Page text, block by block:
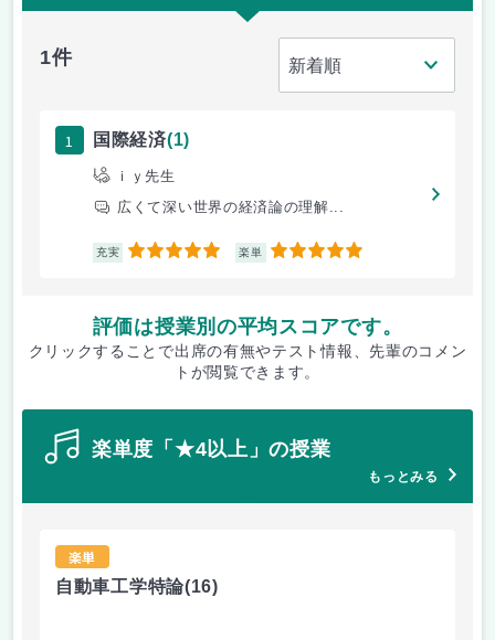
1件
1 国際経済(1)
ｉｙ先生
広くて深い世界の経済論の理解...
充実 5 楽単 5
評価は授業別の平均スコアです。
クリックすることで出席の有無やテスト情報、先輩のコメン
トが閲覧できます。
楽単度「★4以上」の授業
もっとみる
楽単
自動車工学特論(16)